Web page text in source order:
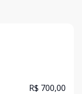
R$ 700,00